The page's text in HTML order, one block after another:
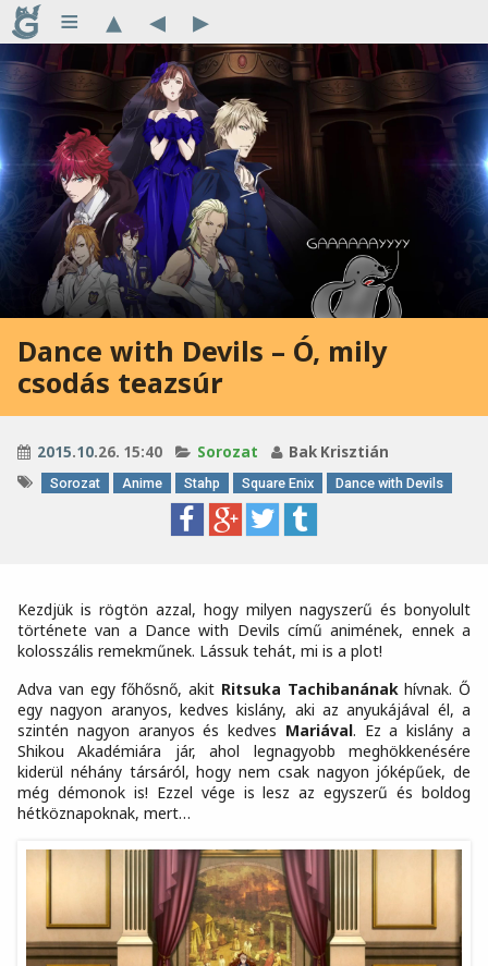
≡ ▴ ◂ ▸
Dance with Devils – Ó, mily
csodás teazsúr
2015.10.26. 15:40 Sorozat Bak Krisztián
Sorozat Anime Stahp Square Enix Dance with Devils
Kezdjük is rögtön azzal, hogy milyen nagyszerű és bonyolult
története van a Dance with Devils című animének, ennek a
kolosszális remekműnek. Lássuk tehát, mi is a plot!
Adva van egy főhősnő, akit Ritsuka Tachibanánakhívnak. Ő
egy nagyon aranyos, kedves kislány, aki az anyukájával él, a
szintén nagyon aranyos és kedves Mariával. Ez a kislány a
Shikou Akadémiára jár, ahol legnagyobb meghökkenésére
kiderül néhány társáról, hogy nem csak nagyon jóképűek, de
még démonok is! Ezzel vége is lesz az egyszerű és boldog
hétköznapoknak, mert…